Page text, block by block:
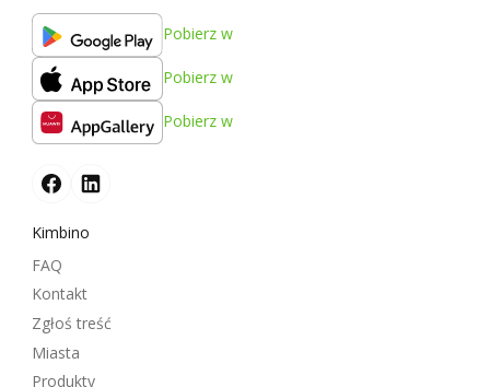
Pobierz w
Pobierz w
Pobierz w
Kimbino
FAQ
Kontakt
Zgłoś treść
Miasta
Produkty